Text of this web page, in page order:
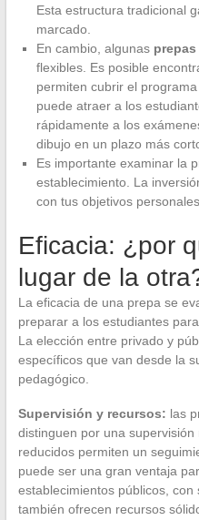
Esta estructura tradicional
marcado.
En cambio, algunas
flexibles. Es posible
permiten cubrir el
puede atraer a los
rápidamente a los
dibujo en un plazo más
Es importante examinar la
establecimiento. La
con tus objetivos
Eficacia: ¿por
lugar de la
La eficacia de una prepa se
preparar a los estudiantes
La elección entre privado y
específicos que van desde la
pedagógico.
Supervisión y recursos: las
distinguen por una
reducidos permiten un
puede ser una gran ventaja
establecimientos públicos, con
también ofrecen recursos